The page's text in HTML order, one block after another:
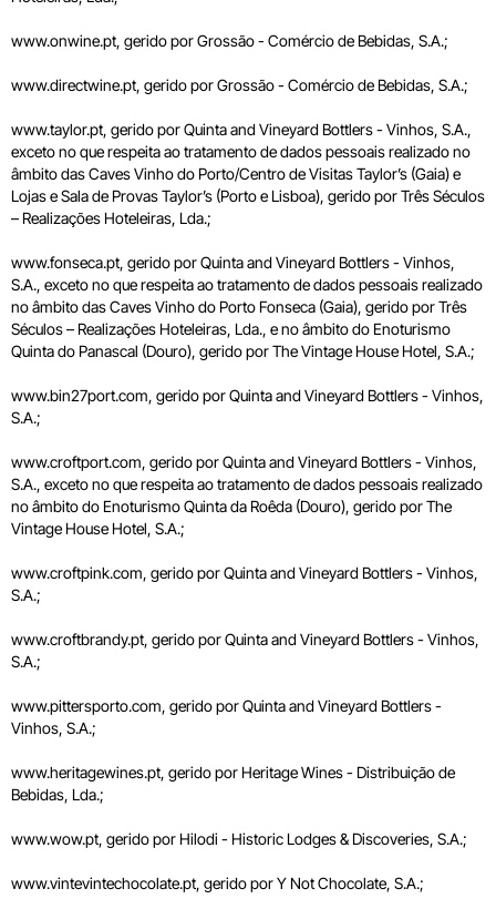
www.onwine.pt, gerido por Grossão - Comércio de Bebidas, S.A.;
www.directwine.pt, gerido por Grossão - Comércio de Bebidas, S.A.;
www.taylor.pt, gerido por Quinta and Vineyard Bottlers - Vinhos, S.A.,
exceto no que respeita ao tratamento de dados pessoais realizado no
âmbito das Caves Vinho do Porto/Centro de Visitas Taylor’s (Gaia) e
Lojas e Sala de Provas Taylor’s (Porto e Lisboa), gerido por Três Séculos
– Realizações Hoteleiras, Lda.;
www.fonseca.pt, gerido por Quinta and Vineyard Bottlers - Vinhos,
S.A., exceto no que respeita ao tratamento de dados pessoais realizado
no âmbito das Caves Vinho do Porto Fonseca (Gaia), gerido por Três
Séculos – Realizações Hoteleiras, Lda., e no âmbito do Enoturismo
Quinta do Panascal (Douro), gerido por The Vintage House Hotel, S.A.;
www.bin27port.com, gerido por Quinta and Vineyard Bottlers - Vinhos,
S.A.;
www.croftport.com, gerido por Quinta and Vineyard Bottlers - Vinhos,
S.A., exceto no que respeita ao tratamento de dados pessoais realizado
no âmbito do Enoturismo Quinta da Roêda (Douro), gerido por The
Vintage House Hotel, S.A.;
www.croftpink.com, gerido por Quinta and Vineyard Bottlers - Vinhos,
S.A.;
www.croftbrandy.pt, gerido por Quinta and Vineyard Bottlers - Vinhos,
S.A.;
www.pittersporto.com, gerido por Quinta and Vineyard Bottlers -
Vinhos, S.A.;
www.heritagewines.pt, gerido por Heritage Wines - Distribuição de
Bebidas, Lda.;
www.wow.pt, gerido por Hilodi - Historic Lodges & Discoveries, S.A.;
www.vintevintechocolate.pt, gerido por Y Not Chocolate, S.A.;